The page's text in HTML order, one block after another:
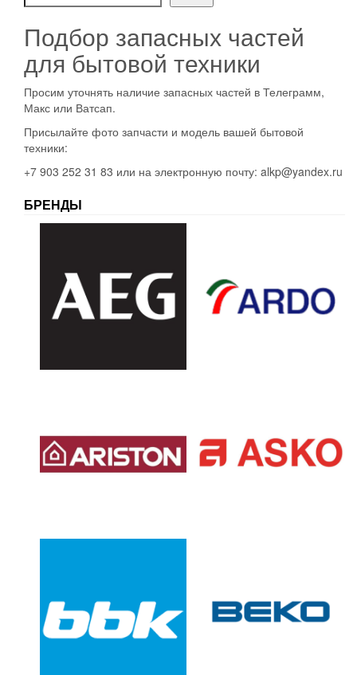
Подбор запасных частей
для бытовой техники
Просим уточнять наличие запасных частей в Телеграмм,
Макс или Ватсап.
Присылайте фото запчасти и модель вашей бытовой
техники:
+7 903 252 31 83 или на электронную почту: alkp@yandex.ru
БРЕНДЫ